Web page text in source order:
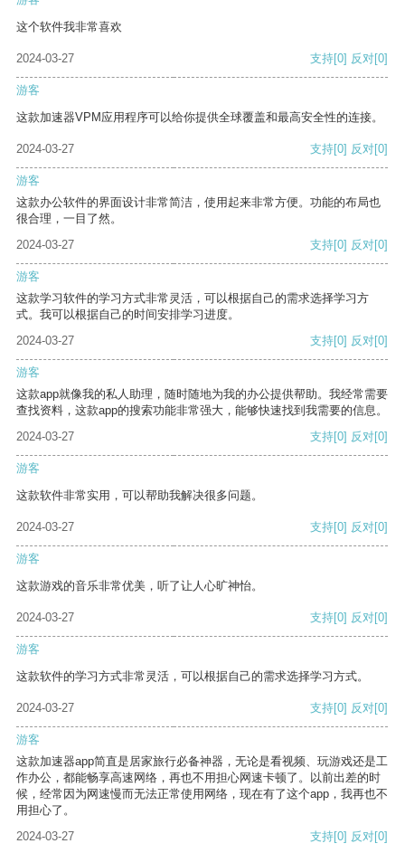
这个软件我非常喜欢
2024-03-27 支持[0] 反对[0]
游客
这款加速器VPM应用程序可以给你提供全球覆盖和最高安全性的连接。
2024-03-27 支持[0] 反对[0]
游客
这款办公软件的界面设计非常简洁，使用起来非常方便。功能的布局也
很合理，一目了然。
2024-03-27
支持[0] 反对[0]
游客
这款学习软件的学习方式非常灵活，可以根据自己的需求选择学习方
式。我可以根据自己的时间安排学习进度。
2024-03-27
支持[0] 反对[0]
游客
这款app就像我的私人助理，随时随地为我的办公提供帮助。我经常需要
查找资料，这款app的搜索功能非常强大，能够快速找到我需要的信息。
2024-03-27
支持[0] 反对[0]
游客
这款软件非常实用，可以帮助我解决很多问题。
2024-03-27 支持[0] 反对[0]
游客
这款游戏的音乐非常优美，听了让人心旷神怡。
2024-03-27 支持[0] 反对[0]
游客
这款软件的学习方式非常灵活，可以根据自己的需求选择学习方式。
2024-03-27 支持[0] 反对[0]
游客
这款加速器app简直是居家旅行必备神器，无论是看视频、玩游戏还是工
作办公，都能畅享高速网络，再也不用担心网速卡顿了。以前出差的时
候，经常因为网速慢而无法正常使用网络，现在有了这个app，我再也不
用担心了。
2024-03-27
支持[0] 反对[0]